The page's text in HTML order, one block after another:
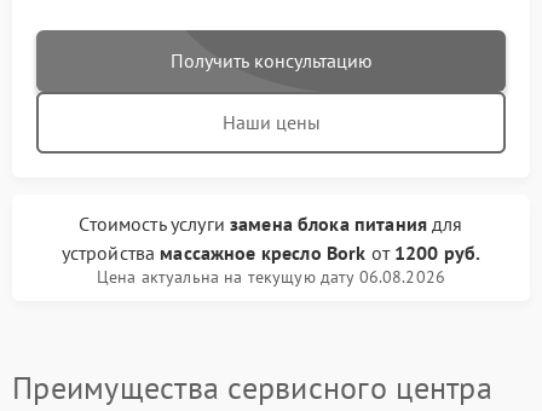
Получить консультацию
Наши цены
Стоимость услуги замена блока питаниядля
устройства массажное кресло Bork от 1200 руб.
Цена актуальна на текущую дату 06.08.2026
Преимущества сервисного центра